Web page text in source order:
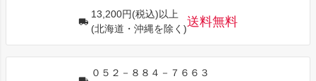
13,200円(税込)以上
(北海道・沖縄を除く)
送料無料
０５２－８８４－７６６３